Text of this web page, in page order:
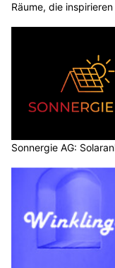
Räume, die
Sonnergie AG: